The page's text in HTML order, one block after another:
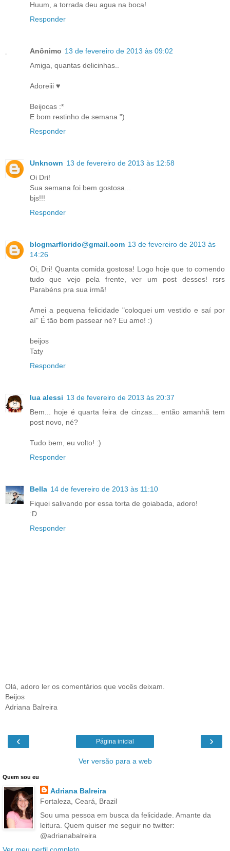
Huum, a torrada deu agua na boca!
Responder
Anônimo 13 de fevereiro de 2013 às 09:02
Amiga, quantas delicinhas..
Adoreiii ♥
Beijocas :*
E bom restinho de semana ")
Responder
Unknown 13 de fevereiro de 2013 às 12:58
Oi Dri!
Sua semana foi bem gostosa...
bjs!!!
Responder
blogmarflorido@gmail.com 13 de fevereiro de 2013 às
14:26
Oi, Dri! Quanta comida gostosa! Logo hoje que to comendo
tudo que vejo pela frente, ver um post desses! rsrs
Parabéns pra sua irmã!
Amei a pequena felicidade "coloquei um vestido e saí por
aí" É tão bom passear né? Eu amo! :)
beijos
Taty
Responder
lua alessi 13 de fevereiro de 2013 às 20:37
Bem... hoje é quarta feira de cinzas... então amanhã tem
post novo, né?
Tudo bem, eu volto! :)
Responder
Bella 14 de fevereiro de 2013 às 11:10
Fiquei salivando por essa torta de goiabada, adoro!
:D
Responder
Olá, adoro ler os comentários que vocês deixam.
Beijos
Adriana Balreira
‹ ›
Página inicial
Ver versão para a web
Quem sou eu
Adriana Balreira
Fortaleza, Ceará, Brazil
Sou uma pessoa em busca da felicidade. Amante da
leitura. Quem quiser me seguir no twitter:
@adrianabalreira